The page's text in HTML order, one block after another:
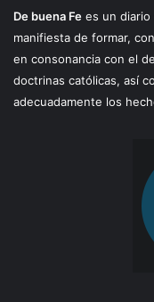
De buena Fe es un diario
manifiesta de formar,
en consonancia con el
doctrinas católicas, así
adecuadamente los